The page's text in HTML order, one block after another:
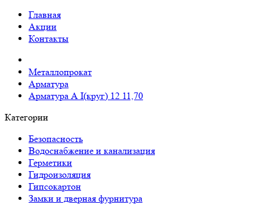
Главная
Акции
Контакты
Металлопрокат
Арматура
Арматура А I(круг) 12 11,70
Категории
Безопасность
Водоснабжение и канализация
Герметики
Гидроизоляция
Гипсокартон
Замки и дверная фурнитура